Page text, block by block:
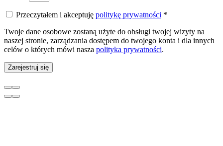
Przeczytałem i akceptuję politykę prywatności *
Twoje dane osobowe zostaną użyte do obsługi twojej wizyty na
naszej stronie, zarządzania dostępem do twojego konta i dla innych
celów o których mówi nasza polityka prywatności.
Zarejestruj się